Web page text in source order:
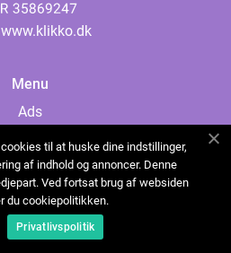
www.klikko.dk
Menu
Ads
Cookies
Contact
Sitemap
til at huske dine indstillinger,
af indhold og annoncer. Denne
Ved fortsat brug af websiden
du cookiepolitikken.
Privatlivspolitik